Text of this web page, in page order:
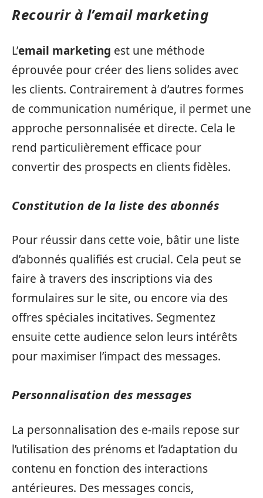
Recourir à l’email marketing
L’email marketing est une méthode
éprouvée pour créer des liens solides avec
les clients. Contrairement à d’autres formes
de communication numérique, il permet une
approche personnalisée et directe. Cela le
rend particulièrement efficace pour
convertir des prospects en clients fidèles.
Constitution de la liste des abonnés
Pour réussir dans cette voie, bâtir une liste
d’abonnés qualifiés est crucial. Cela peut se
faire à travers des inscriptions via des
formulaires sur le site, ou encore via des
offres spéciales incitatives. Segmentez
ensuite cette audience selon leurs intérêts
pour maximiser l’impact des messages.
Personnalisation des messages
La personnalisation des e-mails repose sur
l’utilisation des prénoms et l’adaptation du
contenu en fonction des interactions
antérieures. Des messages concis,